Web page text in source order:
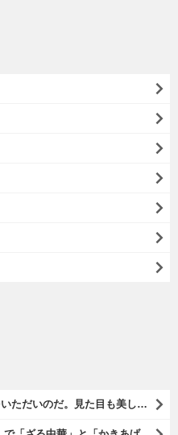
『砂子さん』から「北海キング」をいただいのだ。見た目も美しいオレンジ色の果肉。 その果肉にスプーンを入れるとしっかりとした果実が丸々とすくえるのである。 一口食べれば、それはそれはうまいに決まっているのである（笑）。（砂子さんからの贈与：ないえメロン生産組合：JA新すながわ：空知郡奈井江町）